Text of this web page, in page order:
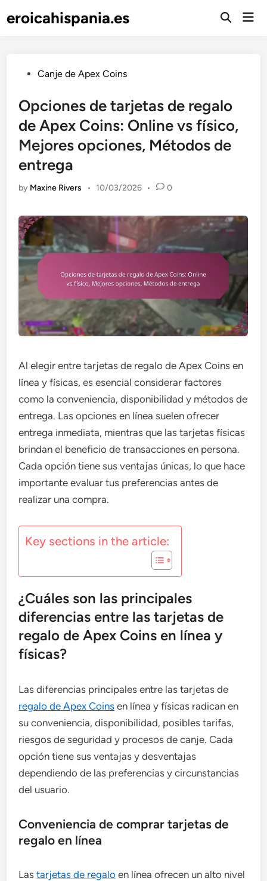
toeroicahispania.es
Open
PostedCanje de Apex Coins
Opciones de tarjetas de regalo
de Apex Coins: Online vs físico,
Mejores opciones, Métodos de
entrega
by Maxine Rivers • 10/03/2026 • 0
Al elegir entre tarjetas de regalo de Apex Coins en
línea y físicas, es esencial considerar factores
como la conveniencia, disponibilidad y métodos de
entrega. Las opciones en línea suelen ofrecer
entrega inmediata, mientras que las tarjetas físicas
brindan el beneficio de transacciones en persona.
Cada opción tiene sus ventajas únicas, lo que hace
importante evaluar tus preferencias antes de
realizar una compra.
Key sections in the article:
¿Cuáles son las principales
diferencias entre las tarjetas de
regalo de Apex Coins en línea y
físicas?
Las diferencias principales entre las tarjetas de
regalo de Apex Coins en línea y físicas radican en
su conveniencia, disponibilidad, posibles tarifas,
riesgos de seguridad y procesos de canje. Cada
opción tiene sus ventajas y desventajas
dependiendo de las preferencias y circunstancias
del usuario.
Conveniencia de comprar tarjetas de
regalo en línea
Lastarjetas de regalo en línea ofrecen un alto nivel